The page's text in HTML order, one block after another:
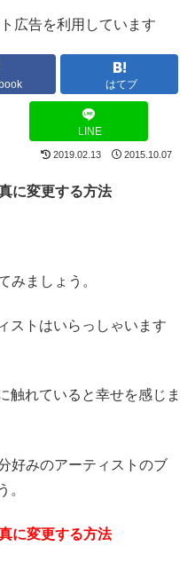
広告を利用しています
はてブ
LINE
2019.02.13 2015.10.07
に変更する方法
みましょう。
ストはいらっしゃいます
触れていると幸せを感じま
好みのアーティストのブ
。
に変更する方法